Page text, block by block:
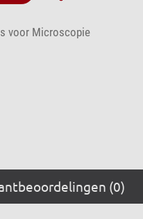
voor Microscopie
(0)